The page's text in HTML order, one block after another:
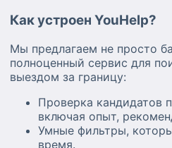
Как устроен YouHelp?
Мы предлагаем не просто
полноценный сервис для
выездом за границу:
Проверка кандидатов
включая опыт,
Умные фильтры,
время.